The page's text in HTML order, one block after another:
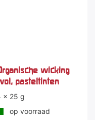
wicking
pasteltinten
x 25 g
op voorraad